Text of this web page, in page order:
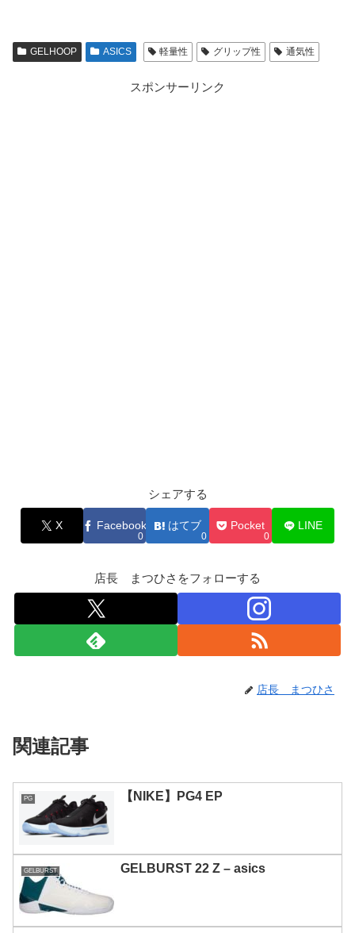
GELHOOP ASICS 軽量性 グリップ性 通気性
スポンサーリンク
シェアする
X Facebook
0
はてブ
0
Pocket
0
LINE
店長 まつひさをフォローする
店長 まつひさ
関連記事
PG 【NIKE】PG4 EP
GELBURST GELBURST 22 Z – asics